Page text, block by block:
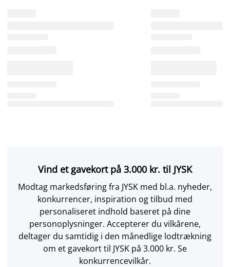
Vind et gavekort på 3.000 kr. til JYSK
Modtag markedsføring fra JYSK med bl.a. nyheder,
konkurrencer, inspiration og tilbud med
personaliseret indhold baseret på dine
personoplysninger. Accepterer du vilkårene,
deltager du samtidig i den månedlige lodtrækning
om et gavekort til JYSK på 3.000 kr. Se
konkurrencevilkår.